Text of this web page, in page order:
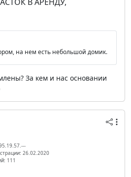
на нем есть небольшой домик.
За кем и нас основании
26.02.2020
111